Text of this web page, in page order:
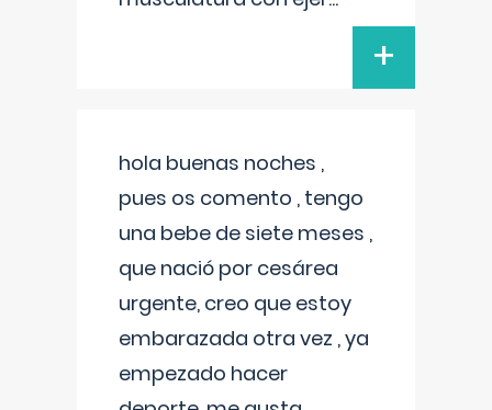
+
hola buenas noches ,
pues os comento , tengo
una bebe de siete meses ,
que nació por cesárea
urgente, creo que estoy
embarazada otra vez , ya
empezado hacer